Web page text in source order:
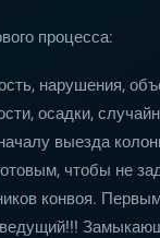
процесса:
нарушения,
осадки,
выезда
чтобы не
конвоя.